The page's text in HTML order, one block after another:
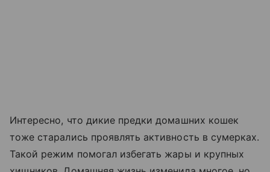
Интересно, что дикие предки домашних кошек
тоже старались проявлять активность в сумерках.
Такой режим помогал избегать жары и крупных